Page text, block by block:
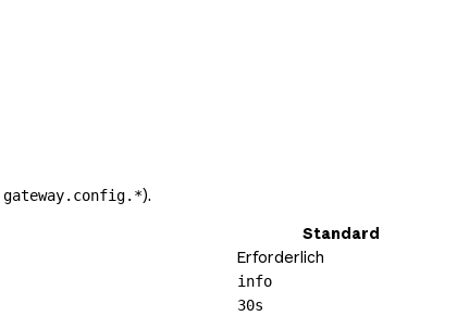
gateway.config.*).
Standard
Erforderlich
info
30s